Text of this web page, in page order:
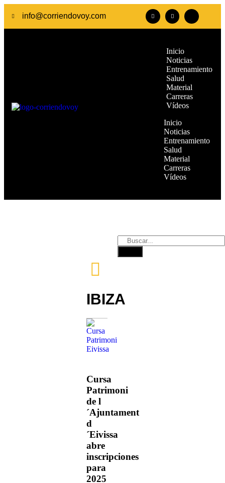
info@corriendovoy.com
Inicio
Noticias
Entrenamiento
Salud
Material
Carreras
Vídeos
Inicio
Noticias
Entrenamiento
Salud
Material
Carreras
Vídeos
IBIZA
Cursa
Patrimoni
de l
´Ajuntament
d
´Eivissa
abre
inscripciones
para
2025